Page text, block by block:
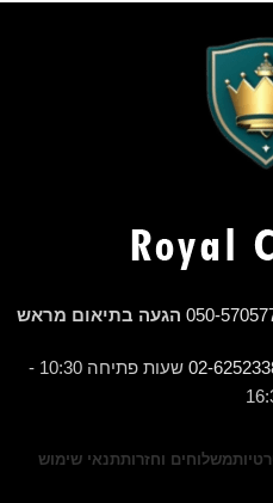
050- הגעה בתיאום מראש
02-
שעות פתיחה 10:30 -
משלוחים וחזרותתנאי שימוש